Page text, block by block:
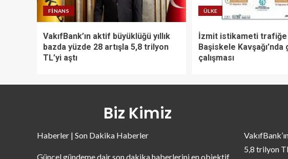
FINANS
VakıfBank’ın aktif büyüklüğü yıllık
bazda yüzde 28 artışla 5,8 trilyon
TL’yi aştı
ÜLKE
İzmit istikameti trafiğe
Başiskele Kavşağı’nda
çalışması
Biz Kimiz
Haberler | Son Dakika Haberler
Güncel gündeme dair son dakika haberlerini en objektif
5,8 trilyon